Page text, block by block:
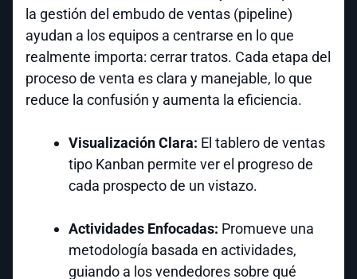
la gestión del embudo de ventas (pipeline)
ayudan a los equipos a centrarse en lo que
realmente importa: cerrar tratos. Cada etapa del
proceso de venta es clara y manejable, lo que
reduce la confusión y aumenta la eficiencia.
Visualización Clara: El tablero de ventas
tipo Kanban permite ver el progreso de
cada prospecto de un vistazo.
Actividades Enfocadas: Promueve una
metodología basada en actividades,
guiando a los vendedores sobre qué